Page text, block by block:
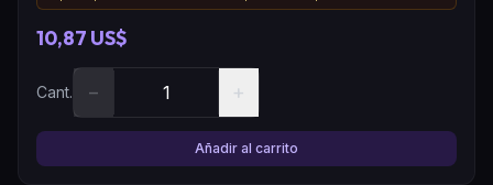
10,87 US$
Cant. − +
Añadir al carrito